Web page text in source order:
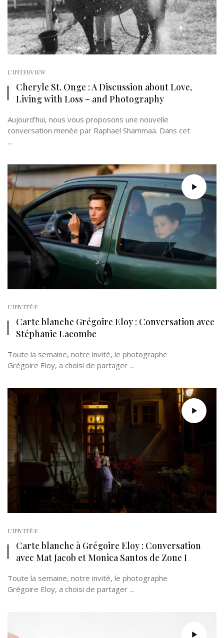
L'INTERVIEW
Cheryle St. Onge : A Discussion about Love,
Living with Loss – and Photography
Aujourd’hui, nous vous proposons une nouvelle
conversation menée par Raphael Shammaa. Dans cet
...
L'INVITÉ·E
Carte blanche Grégoire Eloy : Conversation avec
Stéphanie Lacombe
Toute la semaine, notre invité, le photographe
Grégoire Eloy, a choisi de partager ...
L'INVITÉ·E
Carte blanche à Grégoire Eloy : Conversation
avec Mat Jacob et Monica Santos de Zone I
Toute la semaine, notre invité, le photographe
Grégoire Eloy, a choisi de partager ...